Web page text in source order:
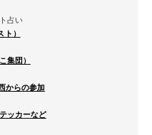
占い
）
集団）
からの参加
ッカーなど